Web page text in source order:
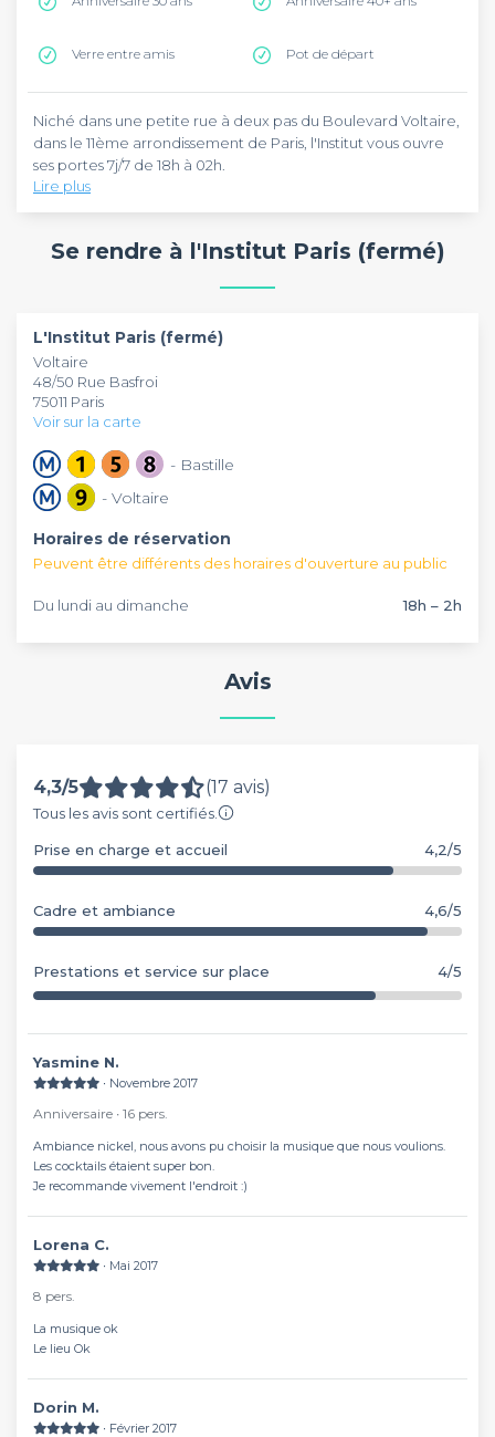
Verre entre amis Pot de départ
Niché dans une petite rue à deux pas du Boulevard Voltaire,
dans le 11ème arrondissement de Paris, l'Institut vous ouvre
ses portes 7j/7 de 18h à 02h.
Ce restaurant de type bistrot propose une cuisine à la
plats sont faits maison à partir de produits frais et la carte
immanquable du mardi au samedi de 18h à 21h, profitez-en !
Lire plus
Se rendre à l'Institut Paris (fermé)
L'Institut Paris (fermé)
Voltaire
48/50 Rue Basfroi
75011 Paris
Voir sur la carte
- Bastille
- Voltaire
Horaires de réservation
Peuvent être différents des horaires d'ouverture au public
Du lundi au dimanche 18h – 2h
Avis
4,3/5 (17 avis)
Tous les avis sont certifiés.
Prise en charge et accueil 4,2/5
Cadre et ambiance 4,6/5
Prestations et service sur place 4/5
Yasmine N.
∙ Novembre 2017
Anniversaire ∙ 16 pers.
Ambiance nickel, nous avons pu choisir la musique que nous voulions.
Les cocktails étaient super bon.
Je recommande vivement l'endroit :)
Lorena C.
∙ Mai 2017
8 pers.
La musique ok
Le lieu Ok
Dorin M.
∙ Février 2017